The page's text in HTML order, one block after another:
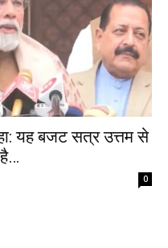
यह बजट सत्र उत्तम से
0